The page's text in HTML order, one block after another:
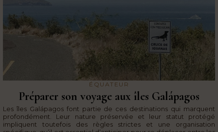
ÉQUATEUR
Préparer son voyage aux îles Galápagos
Les îles Galápagos font partie de ces destinations qui marquent
profondément. Leur nature préservée et leur statut protégé
impliquent toutefois des règles strictes et une organisation